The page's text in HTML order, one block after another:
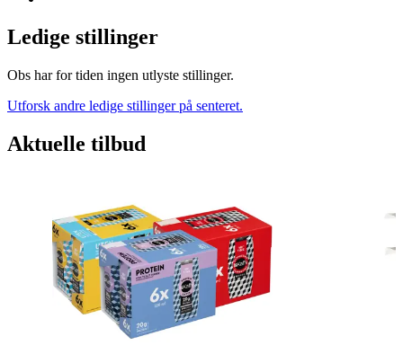
Ledige stillinger
Obs har for tiden ingen utlyste stillinger.
Utforsk andre ledige stillinger på senteret.
Aktuelle tilbud